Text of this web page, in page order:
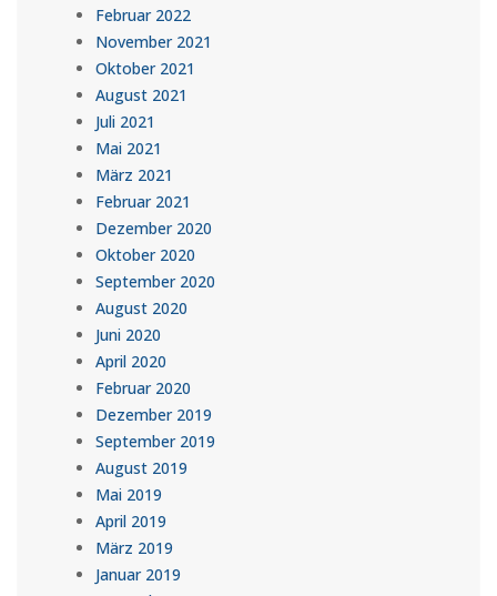
Februar 2022
November 2021
Oktober 2021
August 2021
Juli 2021
Mai 2021
März 2021
Februar 2021
Dezember 2020
Oktober 2020
September 2020
August 2020
Juni 2020
April 2020
Februar 2020
Dezember 2019
September 2019
August 2019
Mai 2019
April 2019
März 2019
Januar 2019